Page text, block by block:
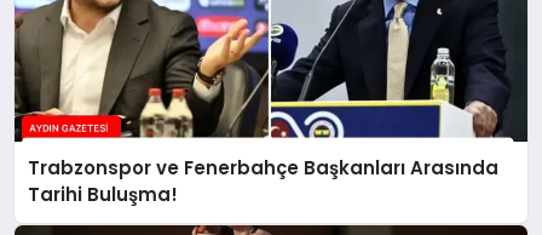
Trabzonspor ve Fenerbahçe Başkanları Arasında
Tarihi Buluşma!